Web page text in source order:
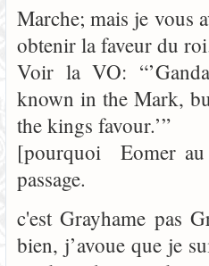
Marche; mais je vous
obtenir la faveur du
Voir la VO:
known in the Mark,
the kings favour.’”
[pourquoi Eomer
passage.
c'est Grayhame pas
bien, j’avoue que je